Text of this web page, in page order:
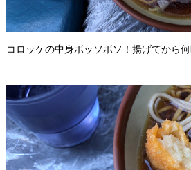
コロッケの中身ボッソボソ！揚げてから